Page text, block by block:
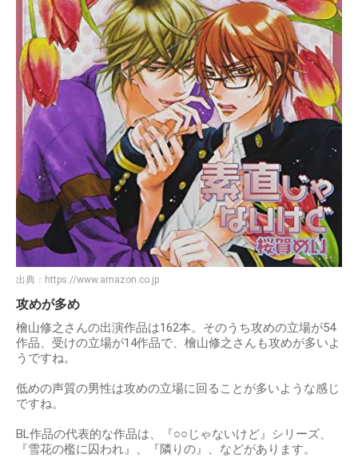
出典： https://www.amazon.co.jp
攻めが多め
檜山修之さんの出演作品は162本。そのうち攻めの立場が54
作品、受けの立場が14作品で、檜山修之さんも攻めが多いよ
うですね。
低めの声質の男性は攻めの立場に回ることが多いような感じ
ですね。
BL作品の代表的な作品は、『○○じゃないけど』シリーズ、
『雪花の檻に囚われ』、『隣りの』、などがあります。